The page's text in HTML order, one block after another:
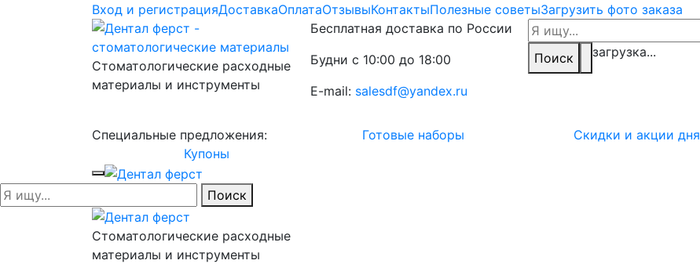
Вход и регистрацияДоставкаОплатаОтзывыКонтактыПолезные советыЗагрузить фото заказа
Стоматологические расходные
материалы и инструменты
Бесплатная доставка по России
Будни с 10:00 до 18:00
E-mail: salesdf@yandex.ru
Поиск загрузка...
Специальные предложения: Готовые наборы Скидки и акции дня
Купоны
Поиск
Стоматологические расходные
материалы и инструменты